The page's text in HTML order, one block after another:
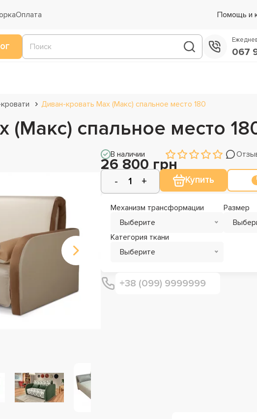
Оплата Помощь и
067
Диван-кровать Max (Макс) спальное место 180
(Макс) спальное место
В наличии
26 800 грн
Купить
Механизм трансформации
Выберите
Размер
Категория ткани
Выберите